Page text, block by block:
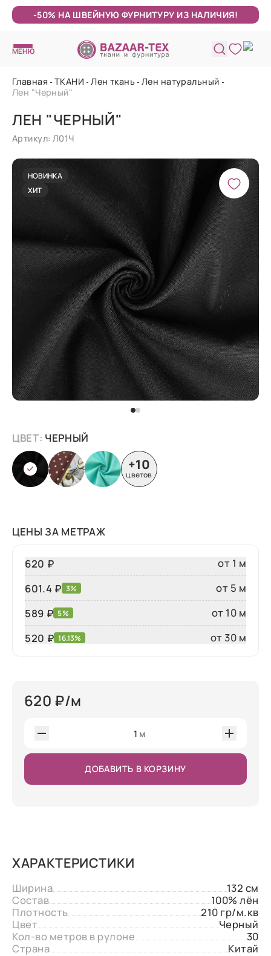
-50% НА ШВЕЙНУЮ ФУРНИТУРУ ИЗ НАЛИЧИЯ!
МЕНЮ
Главная ТКАНИ Лен ткань Лен натуральный
Лен "Черный"
ЛЕН "ЧЕРНЫЙ"
Артикул: Л01Ч
НОВИНКА
ХИТ
ЦВЕТ: ЧЕРНЫЙ
+10
цветов
ЦЕНЫ ЗА МЕТРАЖ
620 ₽
от 1 м
601.4 ₽ 3%
от 5 м
589 ₽ 5%
от 10 м
520 ₽ 16.13% от 30 м
620 ₽/м
1 м
ДОБАВИТЬ В КОРЗИНУ
ХАРАКТЕРИСТИКИ
Ширина
132 см
Состав
100% лён
Плотность
210 гр/м.кв
Цвет
Черный
Кол-во метров в рулоне
30
Страна
Китай